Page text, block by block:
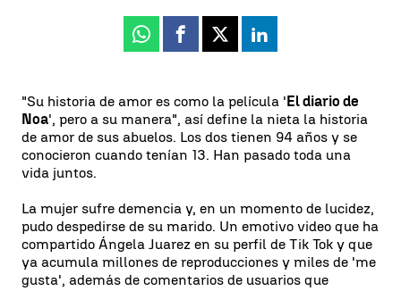
Whatsapp
Facebook
X Linkedin
"Su historia de amor es como la película 'El diario de
Noa', pero a su manera", así define la nieta la historia
de amor de sus abuelos. Los dos tienen 94 años y se
conocieron cuando tenían 13. Han pasado toda una
vida juntos.
La mujer sufre demencia y, en un momento de lucidez,
pudo despedirse de su marido. Un emotivo video que ha
compartido Ángela Juarez en su perfil de Tik Tok y que
ya acumula millones de reproducciones y miles de 'me
gusta', además de comentarios de usuarios que